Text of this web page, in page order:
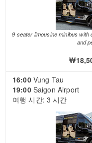
9 seater limousine minibus
and
16:00Vung Tau
19:00Saigon Airport
여행 시간: 3 시간